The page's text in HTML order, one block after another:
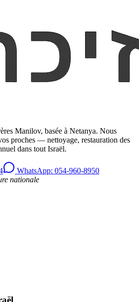
Manilov, basée à Netanya. Nous
proches — nettoyage, restauration des
dans tout Israël.
WhatsApp: 054-960-8950
nationale